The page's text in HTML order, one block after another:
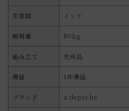
生産国 インド
耐荷重 80kg
組み立て 完成品
保証 1年保証
ブランド a.depeche